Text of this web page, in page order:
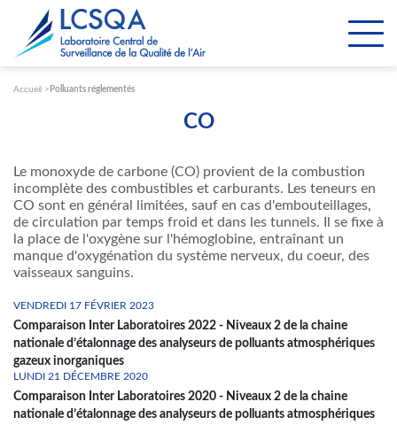
Accueil Polluants réglementés
CO
Le monoxyde de carbone (CO) provient de la combustion
incomplète des combustibles et carburants. Les teneurs en
CO sont en général limitées, sauf en cas d'embouteillages,
de circulation par temps froid et dans les tunnels. Il se fixe à
la place de l'oxygène sur l'hémoglobine, entraînant un
manque d'oxygénation du système nerveux, du coeur, des
vaisseaux sanguins.
VENDREDI 17 FÉVRIER 2023
Comparaison Inter Laboratoires 2022 - Niveaux 2 de la chaine
nationale d’étalonnage des analyseurs de polluants atmosphériques
gazeux inorganiques
LUNDI 21 DÉCEMBRE 2020
Comparaison Inter Laboratoires 2020 - Niveaux 2 de la chaine
nationale d’étalonnage des analyseurs de polluants atmosphériques
Paramétrer les cookies